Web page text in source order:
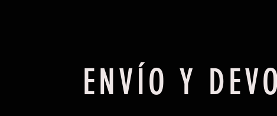
ENVÍO Y